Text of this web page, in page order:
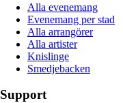
Alla evenemang
Evenemang per stad
Alla arrangörer
Alla artister
Knislinge
Smedjebacken
Support